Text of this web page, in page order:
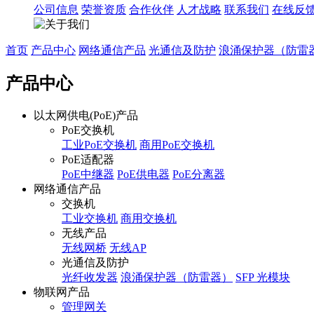
公司信息 荣誉资质 合作伙伴 人才战略 联系我们 在线反
首页 产品中心 网络通信产品 光通信及防护 浪涌保护器（防雷
产品中心
以太网供电(PoE)产品
PoE交换机
工业PoE交换机 商用PoE交换机
PoE适配器
PoE中继器 PoE供电器 PoE分离器
网络通信产品
交换机
工业交换机 商用交换机
无线产品
无线网桥 无线AP
光通信及防护
光纤收发器 浪涌保护器（防雷器）
SFP 光模块
物联网产品
管理网关